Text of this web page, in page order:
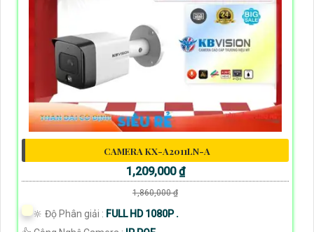
CAMERA KX-A2011LN-A
1,209,000 ₫
1,860,000 ₫
🔆 Độ Phân giải : FULL HD 1080P .